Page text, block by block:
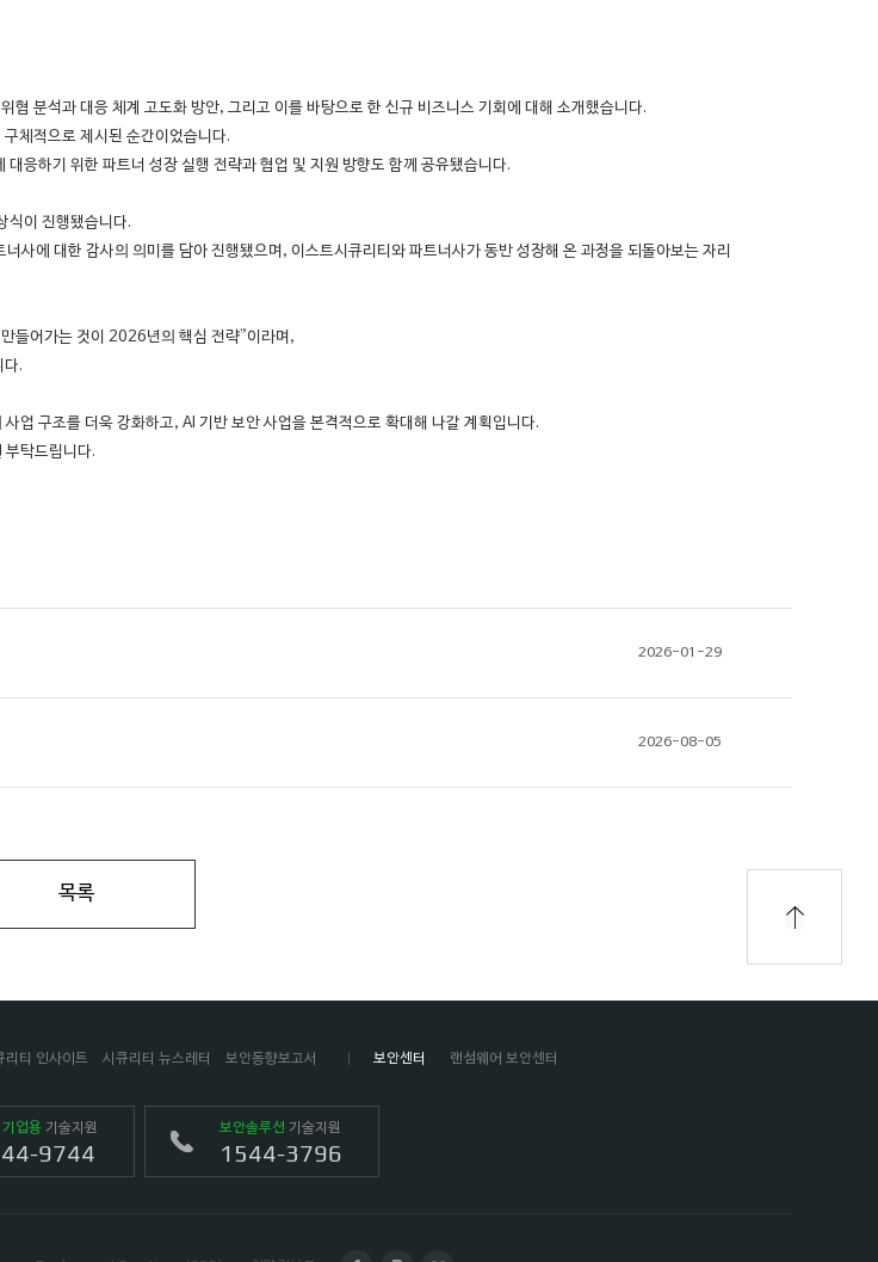
분석과 대응 체계 고도화 방안, 그리고 이를 바탕으로 한 신규 비즈니스 기회에 대해 소개했습니다.
체적으로 제시된 순간이었습니다.
응하기 위한 파트너 성장 실행 전략과 협업 및 지원 방향도 함께 공유됐습니다.
식이 진행됐습니다.
사에 대한 감사의 의미를 담아 진행됐으며, 이스트시큐리티와 파트너사가 동반 성장해 온 과정을 되돌아보는 자리
들어가는 것이 2026년의 핵심 전략”이라며,
다.
업 구조를 더욱 강화하고, AI 기반 보안 사업을 본격적으로 확대해 나갈 계획입니다.
부탁드립니다.
2026-01-29
2026-08-05
목록
리티 인사이트 시큐리티 뉴스레터 보안동향보고서 보안센터 랜섬웨어 보안센터
업용 기술지원
9744
보안솔루션 기술지원
1544-3796